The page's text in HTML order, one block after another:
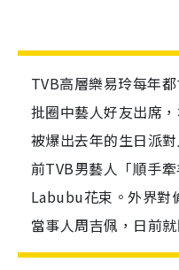
TVB高層樂易玲每年
批圈中藝人好友出席
被爆出去年的生日派
前TVB男藝人「順手
Labubu花束。外界對
當事人周吉佩，日前